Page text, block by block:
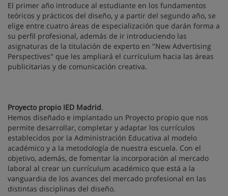
El primer año introduce al estudiante en los fundamentos
teóricos y prácticos del diseño, y a partir del segundo año, se
elige entre cuatro áreas de especialización que darán forma a
su perfil profesional, además de ir introduciendo las
asignaturas de la titulación de experto en "New Advertising
Perspectives" que les ampliará el currículum hacia las áreas
publicitarias y de comunicación creativa.
Proyecto propio IED Madrid.
Hemos diseñado e implantado un Proyecto propio que nos
permite desarrollar, completar y adaptar los currículos
establecidos por la Administración Educativa al modelo
académico y a la metodología de nuestra escuela. Con el
objetivo, además, de fomentar la incorporación al mercado
laboral al crear un currículum académico que está a la
vanguardia de los avances del mercado profesional en las
distintas disciplinas del diseño.